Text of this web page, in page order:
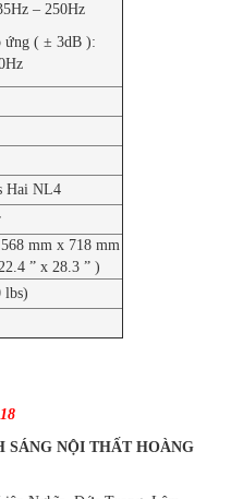
– 250Hz
ứng ( ± 3dB ):
Hai NL4
mm x 718 mm
” x 28.3 ” )
lbs)
SÁNG NỘI THẤT HOÀNG